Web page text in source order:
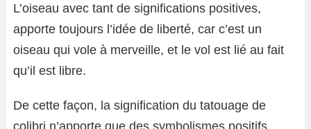
L’oiseau avec tant de significations positives,
apporte toujours l’idée de liberté, car c’est un
oiseau qui vole à merveille, et le vol est lié au fait
qu’il est libre.
De cette façon, la signification du tatouage de
colibri n’apporte que des symbolismes positifs.